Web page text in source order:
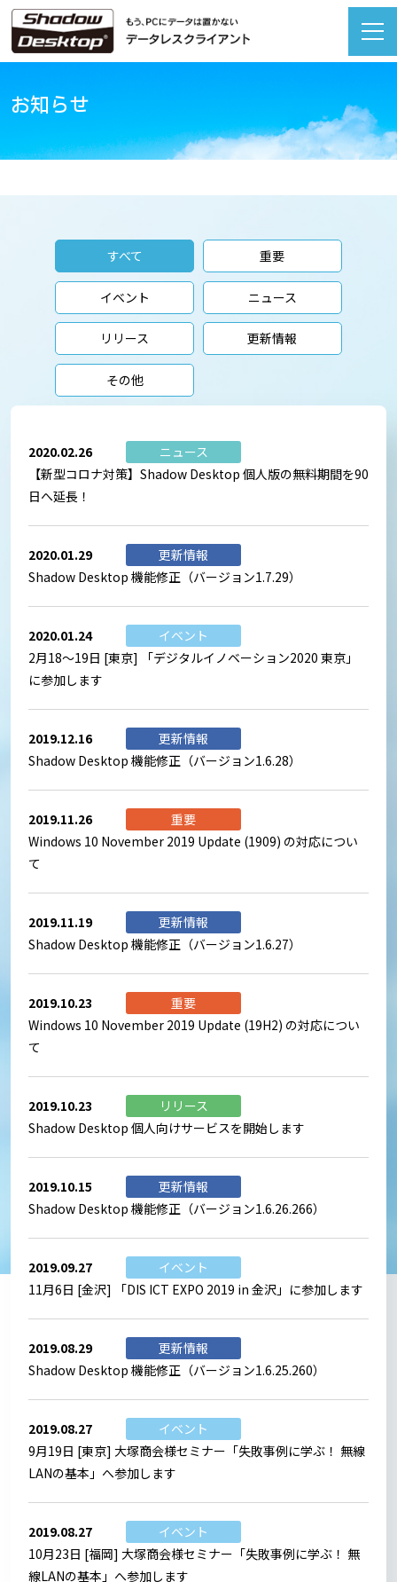
お知らせ
すべて 重要
イベント ニュース
リリース 更新情報
その他
2020.02.26
ニュース
【新型コロナ対策】Shadow Desktop 個人版の無料期間を90
日へ延長！
2020.01.29
更新情報
Shadow Desktop 機能修正（バージョン1.7.29）
2020.01.24
イベント
2月18～19日 [東京] 「デジタルイノベーション2020 東京」
に参加します
2019.12.16
更新情報
Shadow Desktop 機能修正（バージョン1.6.28）
2019.11.26
重要
Windows 10 November 2019 Update (1909) の対応につい
て
2019.11.19
更新情報
Shadow Desktop 機能修正（バージョン1.6.27）
2019.10.23
重要
Windows 10 November 2019 Update (19H2) の対応につい
て
2019.10.23
リリース
Shadow Desktop 個人向けサービスを開始します
2019.10.15
更新情報
Shadow Desktop 機能修正（バージョン1.6.26.266）
2019.09.27
イベント
11月6日 [金沢] 「DIS ICT EXPO 2019 in 金沢」に参加します
2019.08.29
更新情報
Shadow Desktop 機能修正（バージョン1.6.25.260）
2019.08.27
イベント
9月19日 [東京] 大塚商会様セミナー「失敗事例に学ぶ！ 無線
LANの基本」へ参加します
2019.08.27
イベント
10月23日 [福岡] 大塚商会様セミナー「失敗事例に学ぶ！ 無
線LANの基本」へ参加します